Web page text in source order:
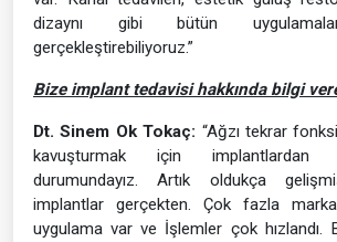
dizaynı gibi bütün
gerçekleştirebiliyoruz.”
Bize implant tedavisi hakkında bilgi
Dt. Sinem Ok Tokaç: “Ağzı tekrar
kavuşturmak için implantlardan
durumundayız. Artık oldukça
implantlar gerçekten. Çok fazla
uygulama var ve İşlemler çok hızlandı.